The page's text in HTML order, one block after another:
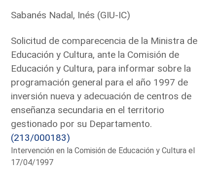
Sabanés Nadal, Inés (GIU-IC)
Solicitud de comparecencia de la Ministra de
Educación y Cultura, ante la Comisión de
Educación y Cultura, para informar sobre la
programación general para el año 1997 de
inversión nueva y adecuación de centros de
enseñanza secundaria en el territorio
gestionado por su Departamento.
(213/000183)
Intervención en la Comisión de Educación y Cultura el
17/04/1997